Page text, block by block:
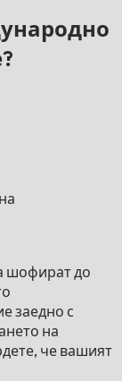
шофират до
заедно с
на
че вашият